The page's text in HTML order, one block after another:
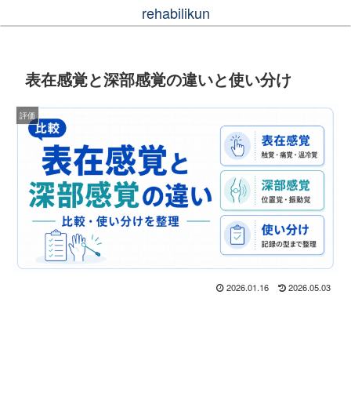
rehabilikun
表在感覚と深部感覚の違いと使い分け
評価
2026.01.16 2026.05.03